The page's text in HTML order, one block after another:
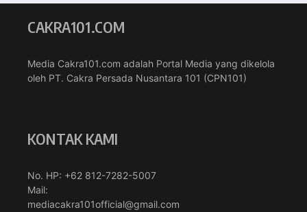
CAKRA101.COM
Media Cakra101.com adalah Portal Media yang dikelola
oleh PT. Cakra Persada Nusantara 101 (CPN101)
KONTAK KAMI
No. HP: +62 812-7282-5007
Mail:
mediacakra101official@gmail.com